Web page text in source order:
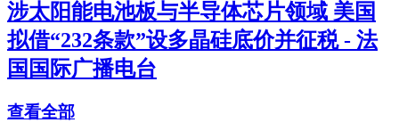
涉太阳能电池板与半导体芯片领域 美国
拟借“232条款”设多晶硅底价并征税 - 法
国国际广播电台
查看全部